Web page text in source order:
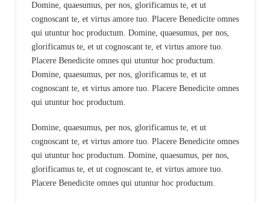
Domine, quaesumus, per nos, glorificamus te, et ut
cognoscant te, et virtus amore tuo. Placere Benedicite omnes
qui utuntur hoc productum. Domine, quaesumus, per nos,
glorificamus te, et ut cognoscant te, et virtus amore tuo.
Placere Benedicite omnes qui utuntur hoc productum.
Domine, quaesumus, per nos, glorificamus te, et ut
cognoscant te, et virtus amore tuo. Placere Benedicite omnes
qui utuntur hoc productum.
Domine, quaesumus, per nos, glorificamus te, et ut
cognoscant te, et virtus amore tuo. Placere Benedicite omnes
qui utuntur hoc productum. Domine, quaesumus, per nos,
glorificamus te, et ut cognoscant te, et virtus amore tuo.
Placere Benedicite omnes qui utuntur hoc productum.